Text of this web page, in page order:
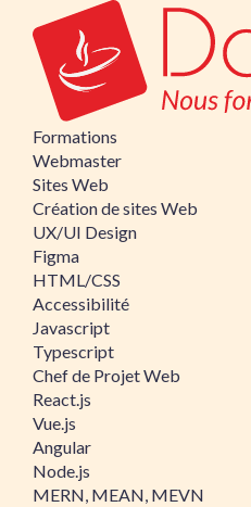
Formations
Webmaster
Sites Web
Création de sites Web
UX/UI Design
Figma
HTML/CSS
Accessibilité
Javascript
Typescript
Chef de Projet Web
React.js
Vue.js
Angular
Node.js
MERN, MEAN, MEVN